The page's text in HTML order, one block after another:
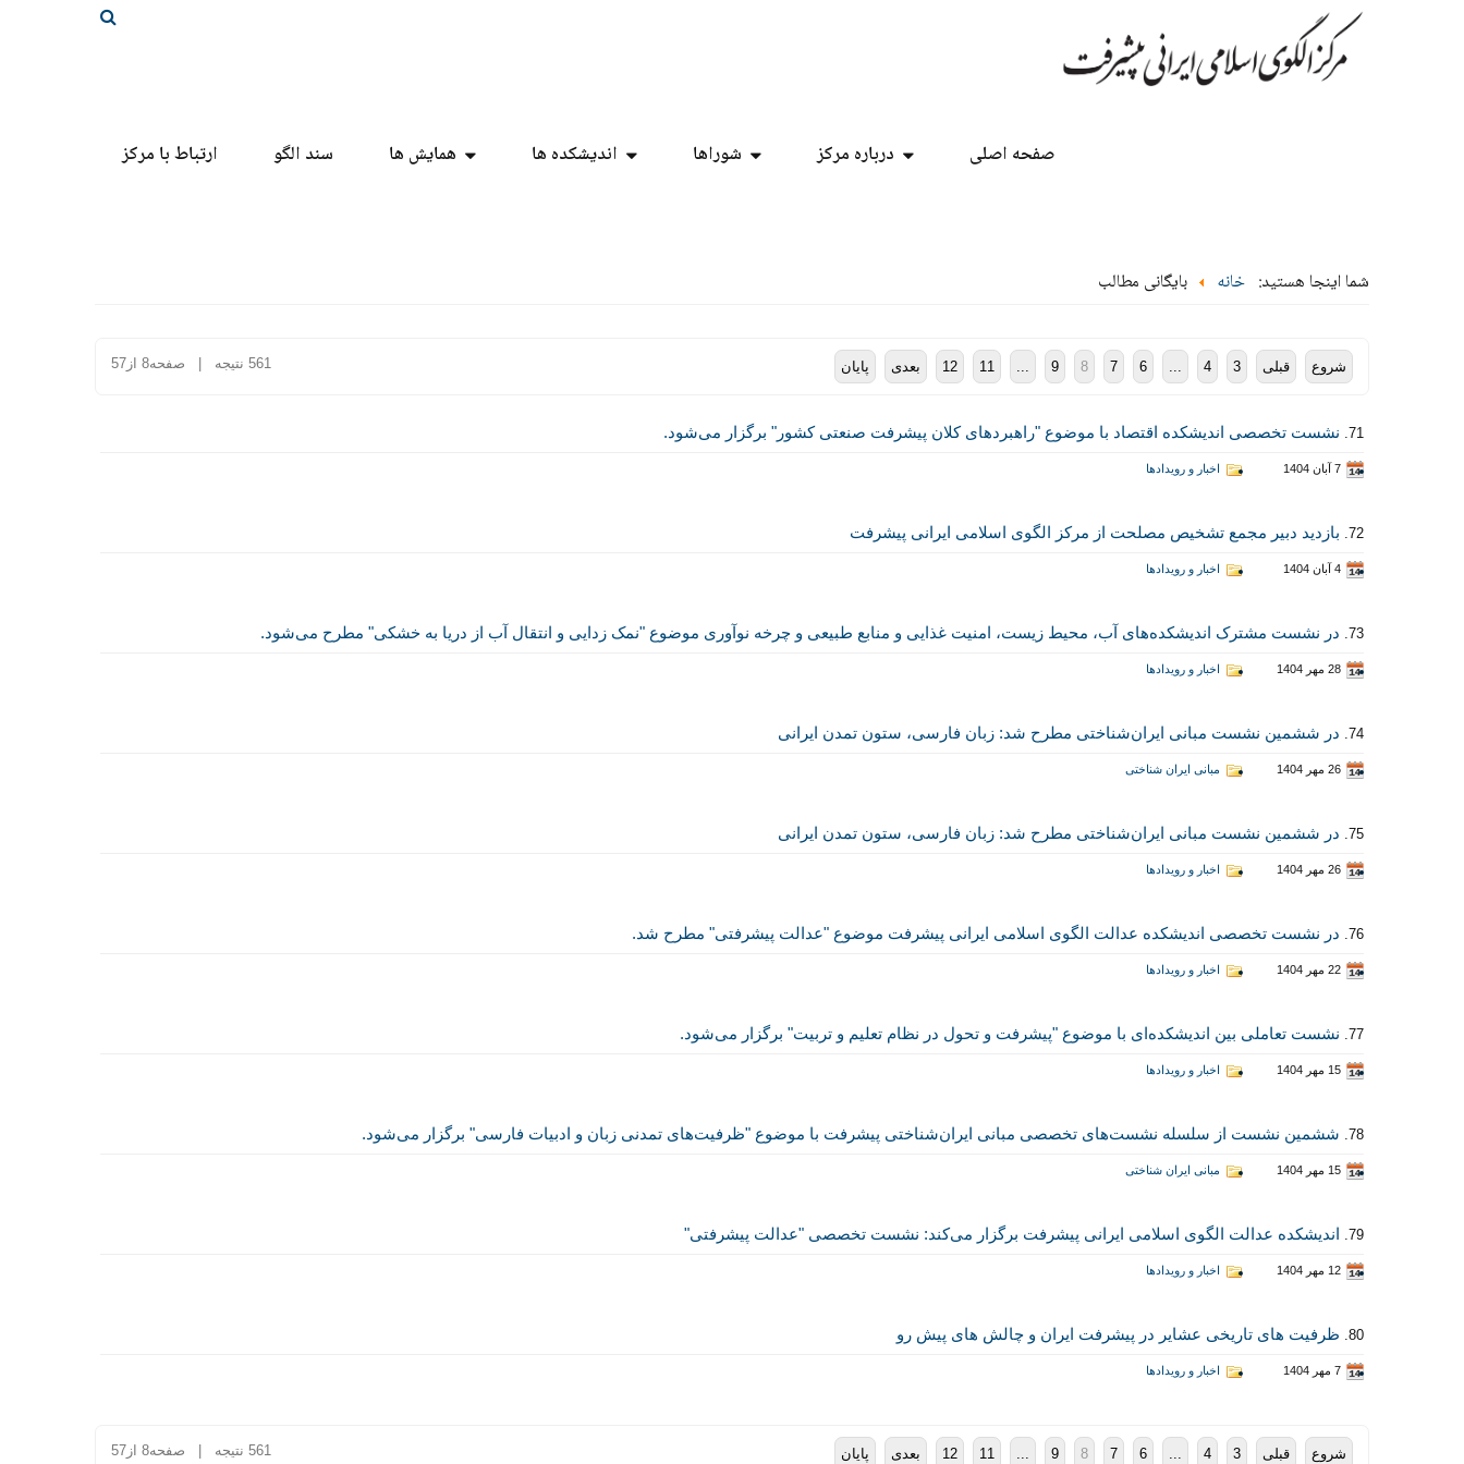
صفحه اصلی درباره مرکز شوراها اندیشکده ها همایش ها سند الگو ارتباط با مرکز
شما اینجا هستید: خانه بایگانی مطالب
شروع قبلی 3
4
...
6
7
8
9
...
11
12 بعدی پایان 561 نتیجه | صفحه8 از57
71. نشست تخصصی اندیشکده اقتصاد با موضوع "راهبردهای کلان پیشرفت صنعتی کشور" برگزار می‌شود.
7 آبان 1404 اخبار و رویدادها
72. بازدید دبیر مجمع تشخیص مصلحت از مرکز الگوی اسلامی ایرانی پیشرفت
4 آبان 1404 اخبار و رویدادها
73. در نشست مشترک اندیشکده‌های آب، محیط زیست، امنیت غذایی و منابع طبیعی و چرخه نوآوری موضوع "نمک زدایی و انتقال آب از دریا به خشکی" مطرح می‌شود.
28 مهر 1404 اخبار و رویدادها
74. در ششمین نشست مبانی ایران‌شناختی مطرح شد: زبان فارسی، ستون تمدن ایرانی
26 مهر 1404 مبانی ایران شناختی
75. در ششمین نشست مبانی ایران‌شناختی مطرح شد: زبان فارسی، ستون تمدن ایرانی
26 مهر 1404 اخبار و رویدادها
76. در نشست تخصصی اندیشکده عدالت الگوی اسلامی ایرانی پیشرفت موضوع "عدالت پیشرفتی" مطرح شد.
22 مهر 1404 اخبار و رویدادها
77. نشست تعاملی بین اندیشکده‌ای با موضوع "پیشرفت و تحول در نظام تعلیم و تربیت" برگزار می‌شود.
15 مهر 1404 اخبار و رویدادها
78. ششمین نشست از سلسله نشست‌های تخصصی مبانی ایران‌شناختی پیشرفت با موضوع "ظرفیت‌های تمدنی زبان و ادبیات فارسی" برگزار می‌‌شود.
15 مهر 1404 مبانی ایران شناختی
79. اندیشکده عدالت الگوی اسلامی ایرانی پیشرفت برگزار می‌کند: نشست تخصصی "عدالت پیشرفتی"
12 مهر 1404 اخبار و رویدادها
80. ظرفیت های تاریخی عشایر در پیشرفت ایران و چالش های پیش رو
7 مهر 1404 اخبار و رویدادها
شروع قبلی 3
4
...
6
7
8
9
...
11
12 بعدی پایان 561 نتیجه | صفحه8 از57